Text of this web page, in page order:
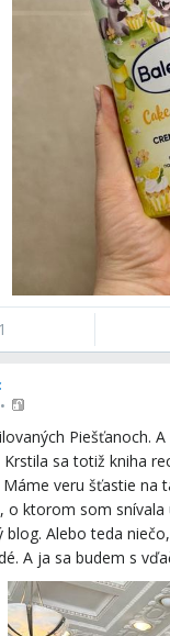
•
Piešťanoch.
sa totiž kniha
veru šťastie na
o ktorom som
blog. Alebo teda
A ja sa budem s